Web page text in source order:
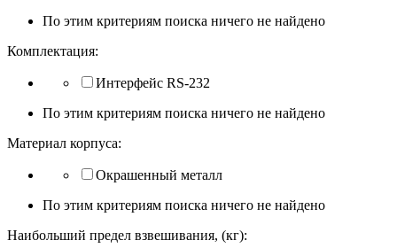
По этим критериям поиска ничего не найдено
Комплектация:
Интерфейс RS-232
По этим критериям поиска ничего не найдено
Материал корпуса:
Окрашенный металл
По этим критериям поиска ничего не найдено
Наибольший предел взвешивания, (кг):